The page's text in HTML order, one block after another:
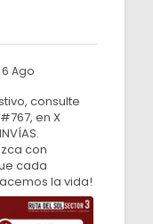
6 Ago
consulte
en X
con
cada
la vida!